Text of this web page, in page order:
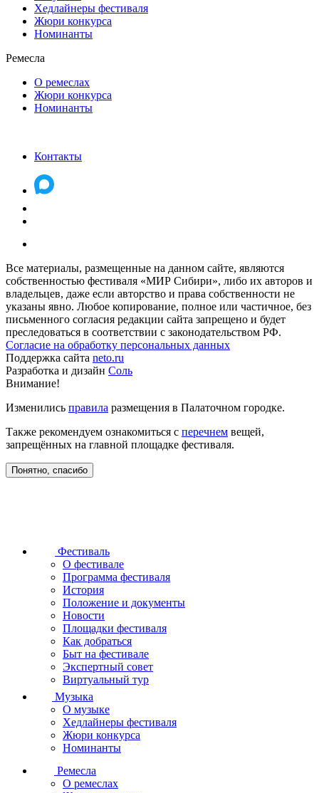
Хедлайнеры фестиваля
Жюри конкурса
Номинанты
Ремесла
О ремеслах
Жюри конкурса
Номинанты
Контакты
Все материалы, размещенные на данном сайте, являются
собственностью фестиваля «МИР Сибири», либо их авторов и
владельцев, даже если авторство и права собственности не
указаны явно. Любое копирование, полное или частичное, без
письменного согласия редакции сайта запрещено и будет
преследоваться в соответствии с законодательством РФ.
Согласие на обработку персональных данных
Поддержка сайта neto.ru
Разработка и дизайн Соль
Внимание!
Изменились правила размещения в Палаточном городке.
Также рекомендуем ознакомиться с перечнем вещей,
запрещённых на главной площадке фестиваля.
Понятно, спасибо
Фестиваль
О фестивале
Программа фестиваля
История
Положение и документы
Новости
Площадки фестиваля
Как добраться
Быт на фестивале
Экспертный совет
Виртуальный тур
Музыка
О музыке
Хедлайнеры фестиваля
Жюри конкурса
Номинанты
Ремесла
О ремеслах